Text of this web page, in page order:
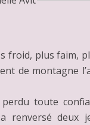
froid, plus faim,
de montagne
toute
renversé deux